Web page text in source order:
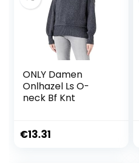
ONLY Damen
Onlhazel Ls O-
neck Bf Knt
€13.31